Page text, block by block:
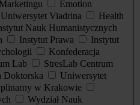
Emotion
Viadrina
Health
Nauk Humanistycznych
Instytut Prawa
Instytut
Konfederacja
Lab
StresLab Centrum
Doktorska
Uniwersytet
w Krakowie
Wydział Nauk